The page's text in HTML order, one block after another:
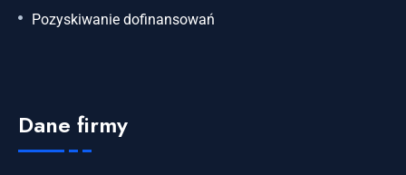
Pozyskiwanie dofinansowań
Dane firmy